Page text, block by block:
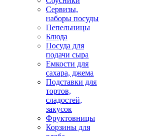
Сервизы,
наборы посуды
Пепельницы
Блюда
Посуда для
подачи сыра
Емкости для
сахара, джема
Подставки для
тортов,
сладостей,
закусок
Фруктовницы
Корзины для